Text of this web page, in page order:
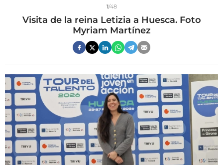
1/48
Visita de la reina Letizia a Huesca. Foto
Myriam Martínez